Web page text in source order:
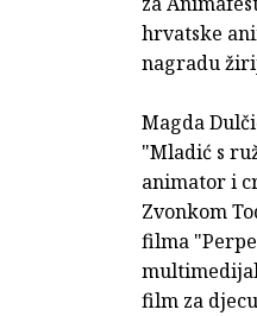
hrvatske
nagradu
Magda
"Mladić s
animator i
Zvonkom
filma
film za